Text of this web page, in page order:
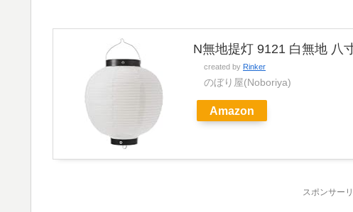
N無地提灯 9121 白無地 八
created by Rinker
のぼり屋(Noboriya)
Amazon
スポンサー